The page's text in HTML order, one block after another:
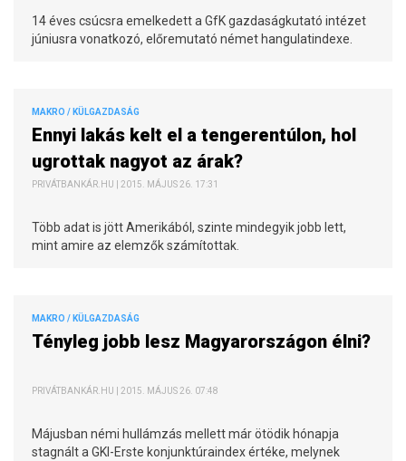
14 éves csúcsra emelkedett a GfK gazdaságkutató intézet
júniusra vonatkozó, előremutató német hangulatindexe.
MAKRO / KÜLGAZDASÁG
Ennyi lakás kelt el a tengerentúlon, hol
ugrottak nagyot az árak?
PRIVÁTBANKÁR.HU | 2015. MÁJUS 26. 17:31
Több adat is jött Amerikából, szinte mindegyik jobb lett,
mint amire az elemzők számítottak.
MAKRO / KÜLGAZDASÁG
Tényleg jobb lesz Magyarországon élni?
PRIVÁTBANKÁR.HU | 2015. MÁJUS 26. 07:48
Májusban némi hullámzás mellett már ötödik hónapja
stagnált a GKI-Erste konjunktúraindex értéke, melynek